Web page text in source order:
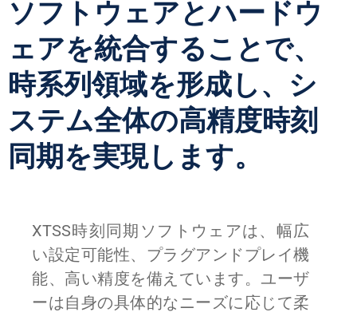
ソフトウェアとハードウ
ェアを統合することで、
時系列領域を形成し、シ
ステム全体の高精度時刻
同期を実現します。
XTSS時刻同期ソフトウェアは、幅広
い設定可能性、プラグアンドプレイ機
能、高い精度を備えています。ユーザ
ーは自身の具体的なニーズに応じて柔